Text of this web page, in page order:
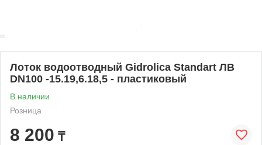
Лоток водоотводный Gidrolica Standart ЛВ
DN100 -15.19,6.18,5 - пластиковый
В наличии
Розница
8 200 ₸